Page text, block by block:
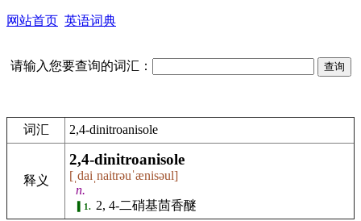
网站首页 英语词典
请输入您要查询的词汇：
词汇 2,4-dinitroanisole
释义
2,4-dinitroanisole
[ˌdaiˌnaitrəuˈænisəul]
n.
1. 2, 4-二硝基茴香醚